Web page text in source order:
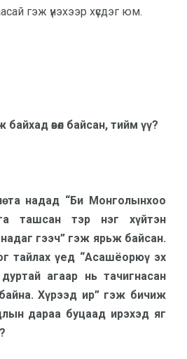
гэж үнэхээр хүсдэг юм.
өвөл байсан, тийм үү?
та надад “Би Монголынхоо
ташсан тэр нэг хүйтэн
гээч” гэж ярьж бай­сан.
тайлах үед “Асашёорюү эх
агаар нь тачиг­на­сан
Хүрээд ир” гэж бичиж
да­раа буцаад ирэхэд яг